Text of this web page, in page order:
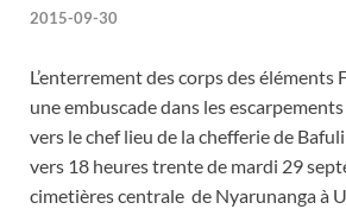
2015-09-30
L’enterrement des corps des éléments
une embuscade dans les
vers le chef lieu de la chefferie de
vers 18 heures trente de mardi 29
cimetières centrale de Nyarunanga à